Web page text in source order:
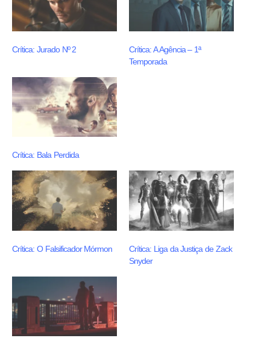
Crítica: Jurado Nº 2
Crítica: A Agência – 1ª
Temporada
Crítica: Bala Perdida
Crítica: O Falsificador Mórmon
Crítica: Liga da Justiça de Zack
Snyder